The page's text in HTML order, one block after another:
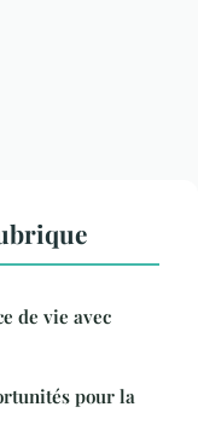
de vie avec
pour la